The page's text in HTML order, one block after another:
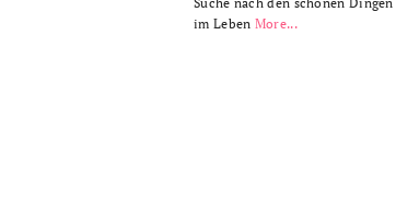
im Leben More...